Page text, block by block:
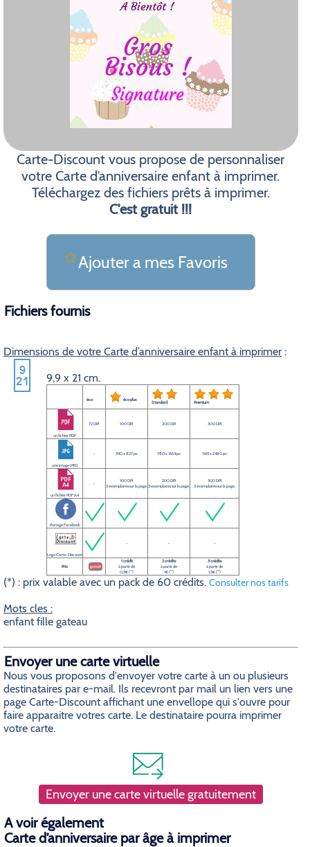
Carte-Discount vous propose de personnaliser
votre Carte d’anniversaire enfant à imprimer.
Téléchargez des fichiers prêts à imprimer.
C'est gratuit !!!
Ajouter a mes Favoris
Fichiers fournis
Dimensions de votre Carte d’anniversaire enfant à imprimer :
9,9 x 21 cm.
éco éco plus Standard Premium
un fichier PDF
72 DPI 100 DPI 200 DPI 300 DPI
une image JPEG
- 390 x 827 px 780 x 1654 px 1169 x 2480 px
un fichier PDF A4
-
100 DPI
3 exemplaires sur la page.
200 DPI
3 exemplaires sur la page.
300 DPI
3 exemplaires sur la page.
Partage Facebook
Logo Carte-Discount
- - -
Prix gratuit
1 crédit
à partir de
0,5€ (*)
2 crédits
à partir de
1€ (*)
3 crédits
à partir de
1,5€ (*)
(*) : prix valable avec un pack de 60 crédits. Consulter nos tarifs
Mots cles :
enfant fille gateau
Envoyer une carte virtuelle
Nous vous proposons d'envoyer votre carte à un ou plusieurs
destinataires par e-mail. Ils recevront par mail un lien vers une
page Carte-Discount affichant une envellope qui s'ouvre pour
faire apparaitre votres carte. Le destinataire pourra imprimer
votre carte.
Envoyer une carte virtuelle gratuitement
A voir également
Carte d’anniversaire par âge à imprimer